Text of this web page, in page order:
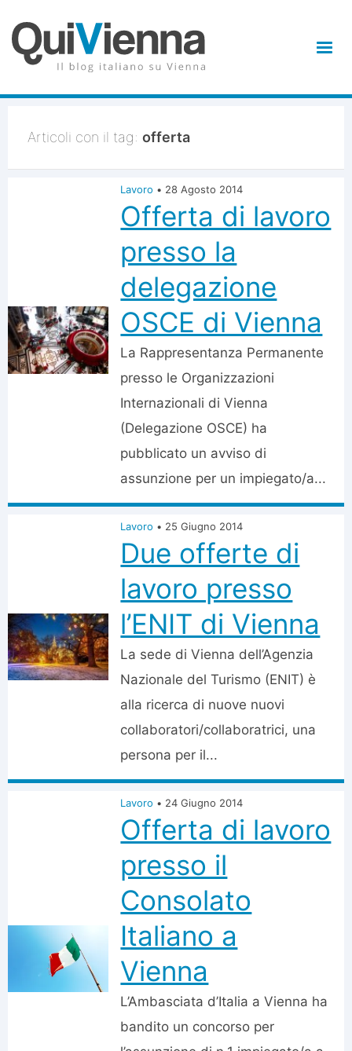
Articoli con il tag: offerta
Lavoro • 28 Agosto 2014
Offerta di lavoro
presso la
delegazione
OSCE di Vienna
La Rappresentanza Permanente
presso le Organizzazioni
Internazionali di Vienna
(Delegazione OSCE) ha
pubblicato un avviso di
assunzione per un impiegato/a...
Lavoro • 25 Giugno 2014
Due offerte di
lavoro presso
l’ENIT di Vienna
La sede di Vienna dell’Agenzia
Nazionale del Turismo (ENIT) è
alla ricerca di nuove nuovi
collaboratori/collaboratrici, una
persona per il...
Lavoro • 24 Giugno 2014
Offerta di lavoro
presso il
Consolato
Italiano a
Vienna
L’Ambasciata d’Italia a Vienna ha
bandito un concorso per